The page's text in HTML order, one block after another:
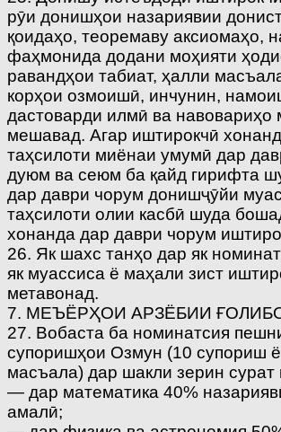
рӯи донишҳои назариявии
қоидаҳо, теоремаву аксиомаҳо,
фаҳмонида додани моҳияти
равандҳои табиат, ҳалли
корҳои озмоишӣ, инчунин,
дастоварди илмӣ ва навовариҳо
мешавад. Агар иштирокчӣ
таҳсилоти миёнаи умумӣ дар
дуюм ва сеюм ба қайд гирифта
дар даври чорум донишҷӯйи
таҳсилоти олии касбӣ шуда
хонанда дар даври чорум
26. Як шахс танҳо дар як
як муассиса ё маҳали зист
метавонад.
7. МЕЪЁРҲОИ АРЗЁБИИ
27. Вобаста ба номинатсия
супоришҳои Озмун (10 супориш
масъала) дар шакли зерин сурат
— дар математика 40%
амалӣ;